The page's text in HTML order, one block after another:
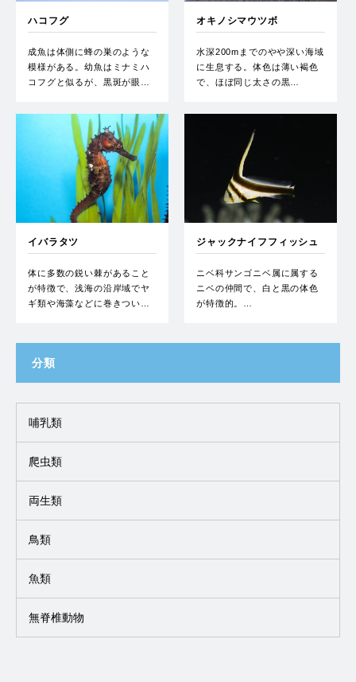
ハコフグ
成魚は体側に蜂の巣のような
模様がある。幼魚はミナミハ
コフグと似るが、黒斑が眼…
オキノシマウツボ
水深200mまでのやや深い海域
に生息する。体色は薄い褐色
で、ほぼ同じ太さの黒…
イバラタツ
体に多数の鋭い棘があること
が特徴で、浅海の沿岸域でヤ
ギ類や海藻などに巻きつい…
ジャックナイフフィッシュ
ニベ科サンゴニベ属に属する
ニベの仲間で、白と黒の体色
が特徴的。…
分類
哺乳類
爬虫類
両生類
鳥類
魚類
無脊椎動物